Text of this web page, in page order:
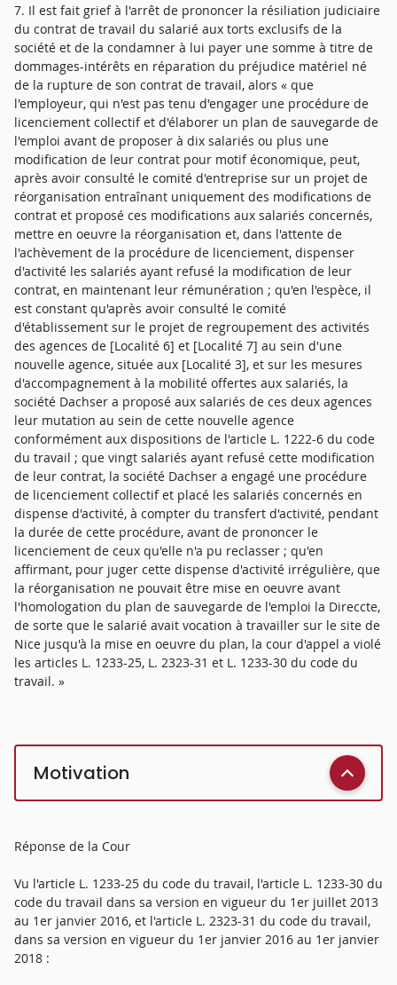
7. Il est fait grief à l'arrêt de prononcer la résiliation judiciaire
du contrat de travail du salarié aux torts exclusifs de la
société et de la condamner à lui payer une somme à titre de
dommages-intérêts en réparation du préjudice matériel né
de la rupture de son contrat de travail, alors « que
l'employeur, qui n'est pas tenu d'engager une procédure de
licenciement collectif et d'élaborer un plan de sauvegarde de
l'emploi avant de proposer à dix salariés ou plus une
modification de leur contrat pour motif économique, peut,
après avoir consulté le comité d'entreprise sur un projet de
réorganisation entraînant uniquement des modifications de
contrat et proposé ces modifications aux salariés concernés,
mettre en oeuvre la réorganisation et, dans l'attente de
l'achèvement de la procédure de licenciement, dispenser
d'activité les salariés ayant refusé la modification de leur
contrat, en maintenant leur rémunération ; qu'en l'espèce, il
est constant qu'après avoir consulté le comité
d'établissement sur le projet de regroupement des activités
des agences de [Localité 6] et [Localité 7] au sein d'une
nouvelle agence, située aux [Localité 3], et sur les mesures
d'accompagnement à la mobilité offertes aux salariés, la
société Dachser a proposé aux salariés de ces deux agences
leur mutation au sein de cette nouvelle agence
conformément aux dispositions de l'article L. 1222-6 du code
du travail ; que vingt salariés ayant refusé cette modification
de leur contrat, la société Dachser a engagé une procédure
de licenciement collectif et placé les salariés concernés en
dispense d'activité, à compter du transfert d'activité, pendant
la durée de cette procédure, avant de prononcer le
licenciement de ceux qu'elle n'a pu reclasser ; qu'en
affirmant, pour juger cette dispense d'activité irrégulière, que
la réorganisation ne pouvait être mise en oeuvre avant
l'homologation du plan de sauvegarde de l'emploi la Direccte,
de sorte que le salarié avait vocation à travailler sur le site de
Nice jusqu'à la mise en oeuvre du plan, la cour d'appel a violé
les articles L. 1233-25, L. 2323-31 et L. 1233-30 du code du
travail. »
Motivation
Réponse de la Cour
Vu l'article L. 1233-25 du code du travail, l'article L. 1233-30 du
code du travail dans sa version en vigueur du 1er juillet 2013
au 1er janvier 2016, et l'article L. 2323-31 du code du travail,
dans sa version en vigueur du 1er janvier 2016 au 1er janvier
2018 :